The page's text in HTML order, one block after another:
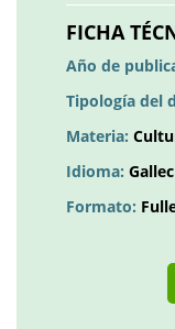
FICHA
Año de
Tipología del
Materia:
Idioma: Gallec
Formato: